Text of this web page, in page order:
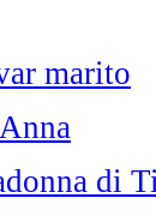
marito
di